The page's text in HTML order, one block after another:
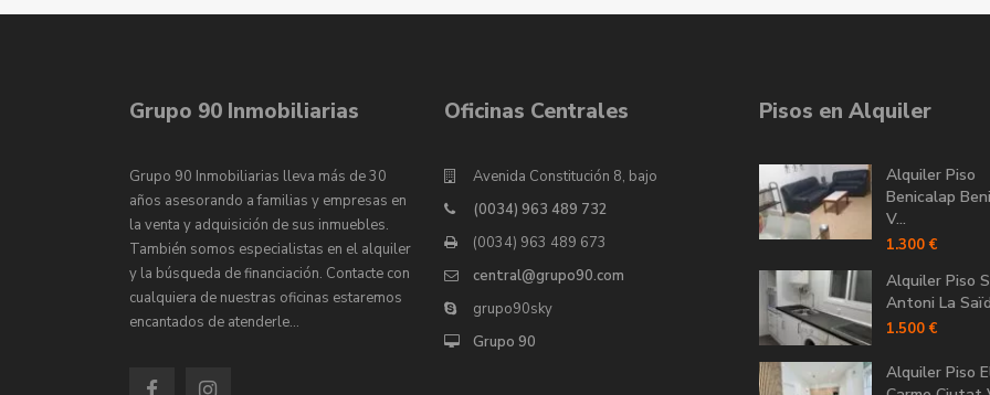
Grupo 90 Inmobiliarias
Grupo 90 Inmobiliarias lleva más de 30
años asesorando a familias y empresas en
la venta y adquisición de sus inmuebles.
También somos especialistas en el alquiler
y la búsqueda de financiación. Contacte con
cualquiera de nuestras oficinas estaremos
encantados de atenderle…
Oficinas Centrales
Avenida Constitución 8, bajo
(0034) 963 489 732
(0034) 963 489 673
central@grupo90.com
grupo90sky
Grupo 90
Pisos en Alquiler
Alquiler Piso
Benicalap
V...
1.300 €
Alquiler Piso
Antoni La
1.500 €
Alquiler Piso